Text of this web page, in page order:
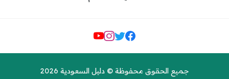
مواقع التواصل
جميع الحقوق محفوظة © دليل السعودية 2026